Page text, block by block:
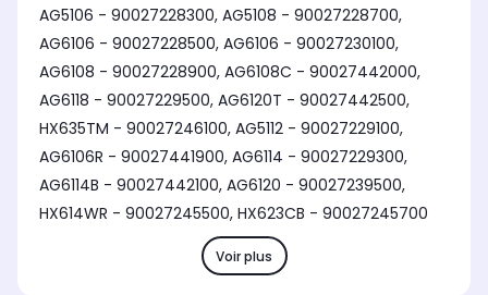
AG5106 - 90027228300, AG5108 - 90027228700,
AG6106 - 90027228500, AG6106 - 90027230100,
AG6108 - 90027228900, AG6108C - 90027442000,
AG6118 - 90027229500, AG6120T - 90027442500,
HX635TM - 90027246100, AG5112 - 90027229100,
AG6106R - 90027441900, AG6114 - 90027229300,
AG6114B - 90027442100, AG6120 - 90027239500,
HX614WR - 90027245500, HX623CB - 90027245700
Voir plus